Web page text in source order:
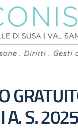
A. S.